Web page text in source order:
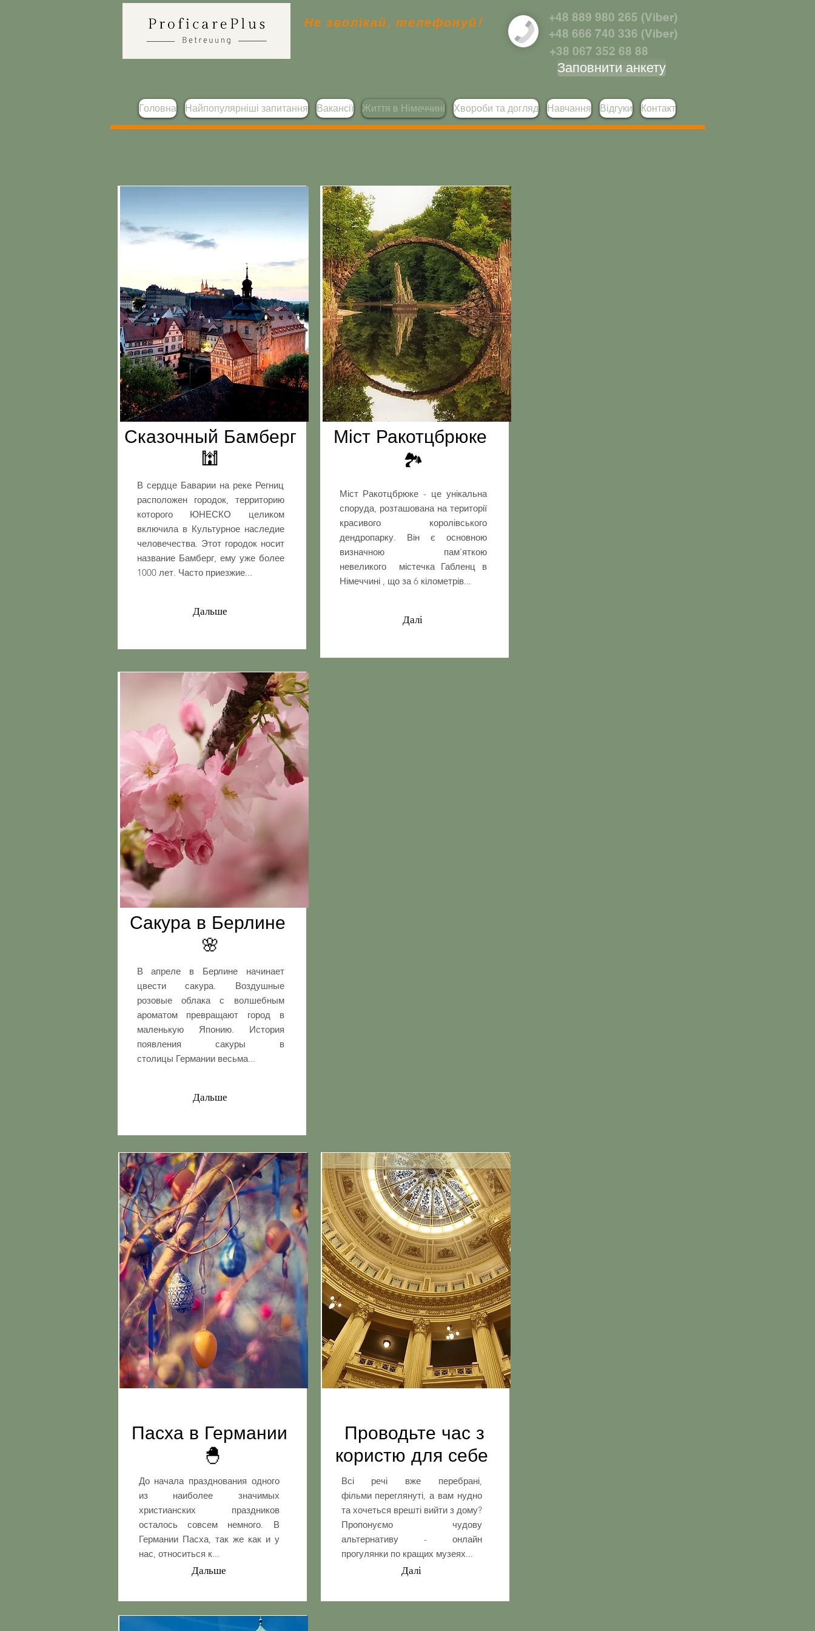
Не зволікай, телефонуй!
+48 889 980 265 (Viber)
+48 666 740 336 (Viber)
+38 067 352 68 88
Заповнити анкету
Головна Найпопулярніші запитання Вакансії Життя в Німеччині Хвороби та догляд Навчання Відгуки Контакт
Сказочный Бамберг
🕍
В сердце Баварии на реке Регниц
расположен городок, территорию
которого ЮНЕСКО целиком
включила в Культурное наследие
человечества. Этот городок носит
название Бамберг, ему уже более
1000 лет. Часто приезжие...
Дальше
Міст Ракотцбрюке
🏞
Міст Ракотцбрюке - це унікальна
споруда, розташована на території
красивого королівського
дендропарку. Він є основною
визначною пам'яткою
невеликого містечка Габленц в
Німеччині , що за 6 кілометрів...
Далі
Сакура в Берлине
🌸
В апреле в Берлине начинает
цвести сакура. Воздушные
розовые облака с волшебным
ароматом превращают город в
маленькую Японию. История
появления сакуры в
столицы Германии весьма...
Дальше
Пасха в Германии
🐣
До начала празднования одного
из наиболее значимых
христианских праздников
осталось совсем немного. В
Германии Пасха, так же как и у
нас, относиться к...
Дальше
Проводьте час з
користю для себе
Всі речі вже перебрані,
фільми переглянуті, а вам нудно
та хочеться врешті вийти з дому?
Пропонуємо чудову
альтернативу - онлайн
прогулянки по кращих музеях...
Далі